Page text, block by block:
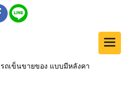
รถเข็นขายของ แบบมีหลังคา